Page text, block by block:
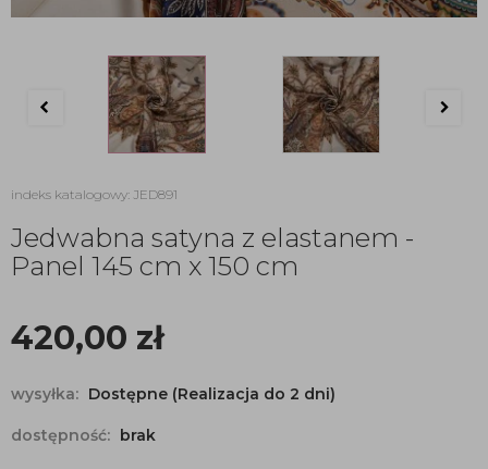
indeks katalogowy: JED891
Jedwabna satyna z elastanem -
Panel 145 cm x 150 cm
420,00 zł
wysyłka: Dostępne (Realizacja do 2 dni)
dostępność: brak